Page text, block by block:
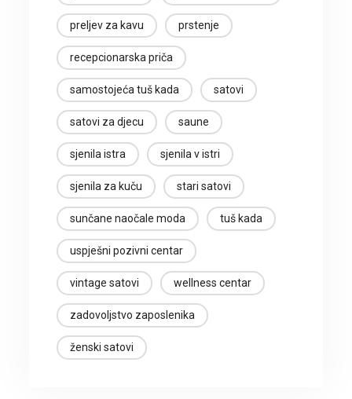
preljev za kavu prstenje
recepcionarska priča
samostojeća tuš kada satovi
satovi za djecu saune
sjenila istra sjenila v istri
sjenila za kuču stari satovi
sunčane naočale moda tuš kada
uspješni pozivni centar
vintage satovi wellness centar
zadovoljstvo zaposlenika
ženski satovi